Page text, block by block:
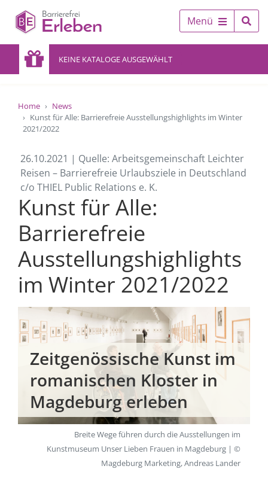
Menü
KEINE KATALOGE AUSGEWÄHLT
Home
News
Kunst für Alle: Barrierefreie Ausstellungshighlights im Winter
2021/2022
26.10.2021 | Quelle: Arbeitsgemeinschaft Leichter
Reisen – Barrierefreie Urlaubsziele in Deutschland
c/o THIEL Public Relations e. K.
Kunst für Alle:
Barrierefreie
Ausstellungshighlights
im Winter 2021/2022
Zeitgenössische Kunst im
romanischen Kloster in
Magdeburg erleben
Breite Wege führen durch die Ausstellungen im
Kunstmuseum Unser Lieben Frauen in Magdeburg | ©
Magdeburg Marketing, Andreas Lander